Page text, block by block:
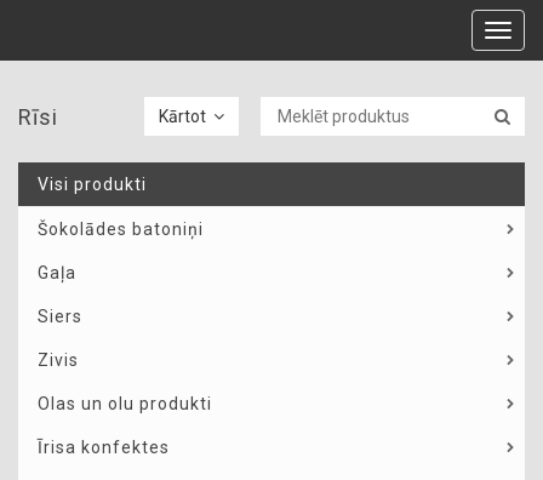
Rīsi Kārtot
Visi produkti
Šokolādes batoniņi
Gaļa
Siers
Zivis
Olas un olu produkti
Īrisa konfektes